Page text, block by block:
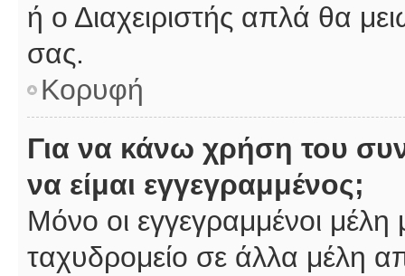
ή ο Διαχειριστής απλά θα
σας.
Κορυφή
Για να κάνω χρήση του
να είμαι εγγεγραμμένος;
Μόνο οι εγγεγραμμένοι
ταχυδρομείο σε άλλα μέλη